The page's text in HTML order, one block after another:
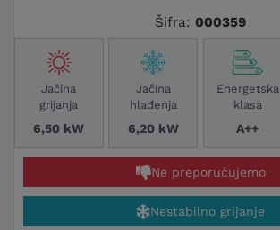
Šifra: 000359
Jačina
grijanja
6,50 kW
Jačina
hlađenja
6,20 kW
Energetska
klasa
A++
Ne preporučujemo
Nestabilno grijanje